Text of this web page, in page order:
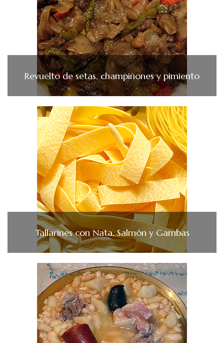
Revuelto de setas, champiñones y pimiento
Tallarines con Nata, Salmón y Gambas